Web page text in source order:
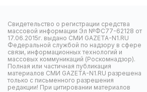
Свидетельство о регистрации средства
массовой информации Эл №ФС77-62128 от
17.06.2015г. выдано СМИ GAZETA-N1.RU
Федеральной службой по надзору в сфере
связи, информационных технологий и
массовых коммуникаций (Роскомнадзор).
Полная или частичная публикация
материалов СМИ GAZETA-N1.RU разрешена
только с письменного разрешения
редакции! При цитировании материалов